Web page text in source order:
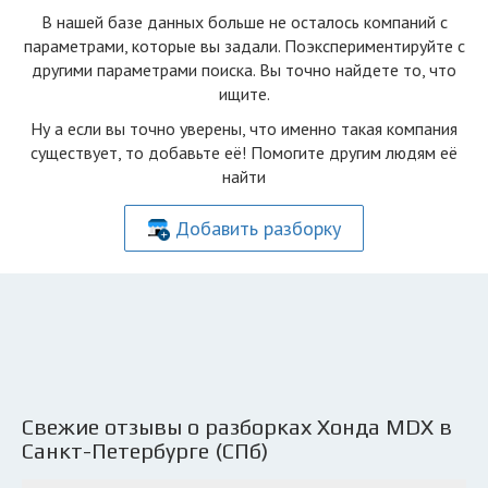
В нашей базе данных больше не осталоcь компаний с
параметрами, которые вы задали. Поэкспериментируйте с
другими параметрами поиска. Вы точно найдете то, что
ищите.
Ну а если вы точно уверены, что именно такая компания
существует, то добавьте её! Помогите другим людям её
найти
Добавить разборку
Свежие отзывы о разборках Хонда MDX в
Санкт-Петербурге (СПб)